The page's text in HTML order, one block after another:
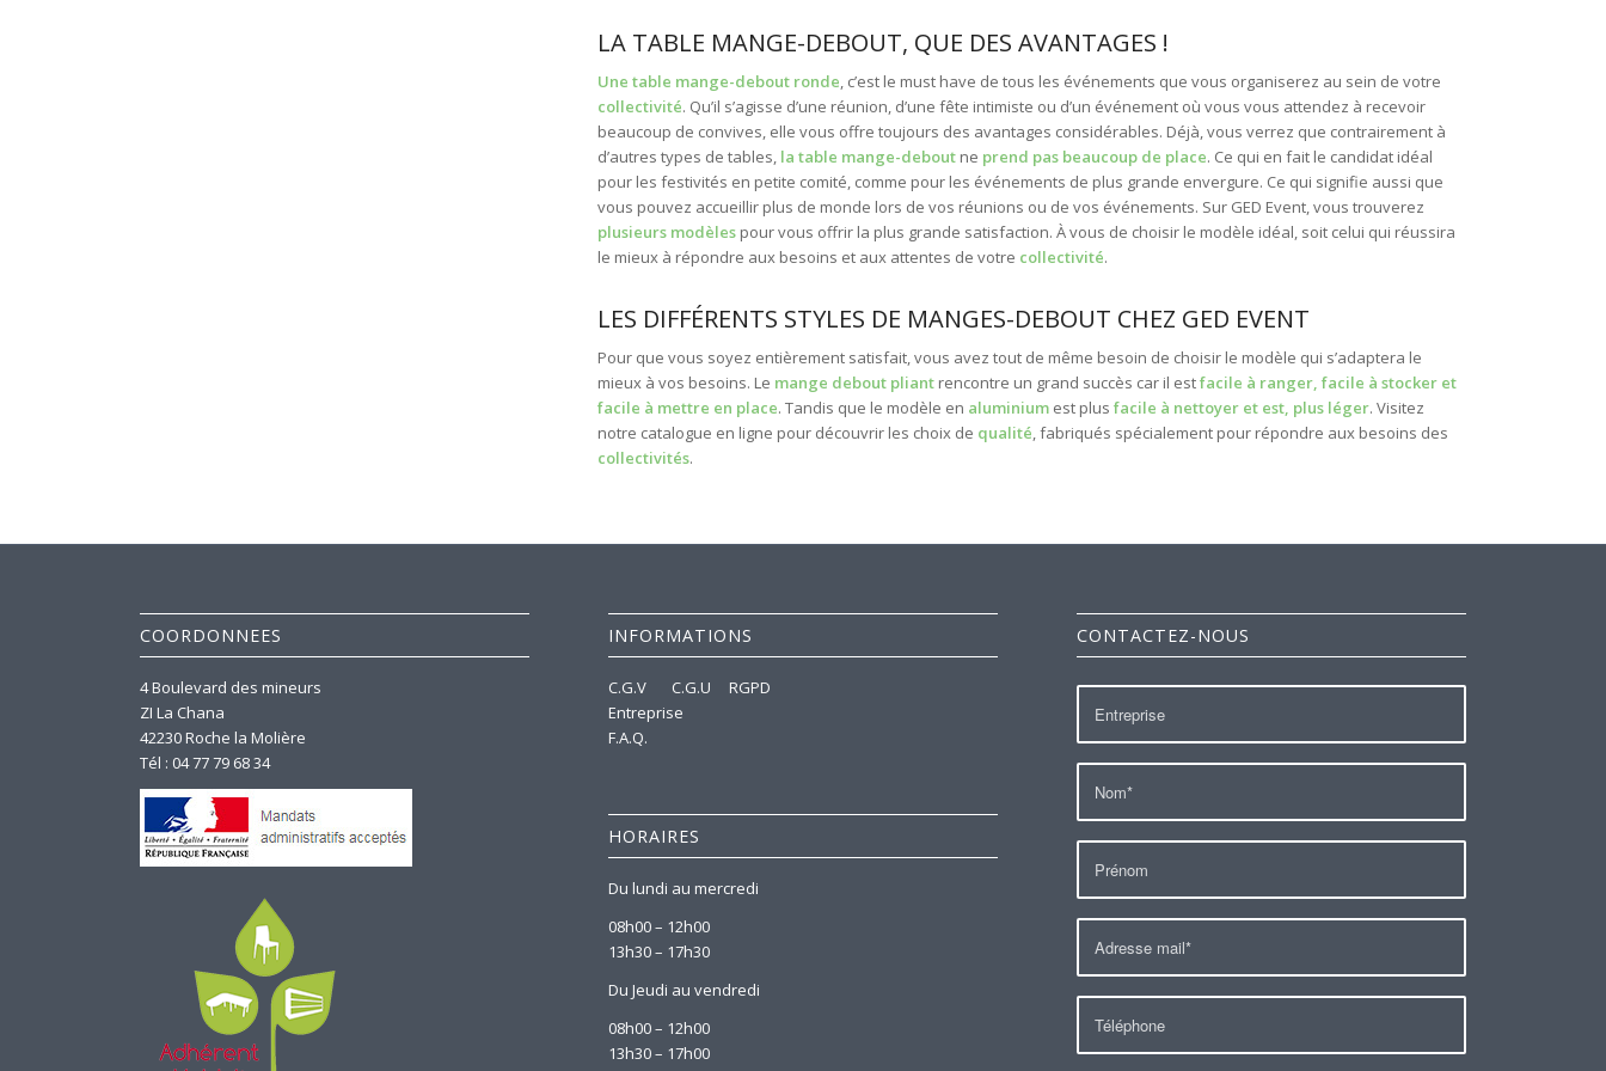
LA TABLE MANGE-DEBOUT, QUE DES AVANTAGES !
Une table mange-debout ronde, c’est le must have de tous les événements que vous organiserez au sein de votre
collectivité. Qu’il s’agisse d’une réunion, d’une fête intimiste ou d’un événement où vous vous attendez à recevoir
beaucoup de convives, elle vous offre toujours des avantages considérables. Déjà, vous verrez que contrairement à
d’autres types de tables, la table mange-debout ne prend pas beaucoup de place. Ce qui en fait le candidat idéal
pour les festivités en petite comité, comme pour les événements de plus grande envergure. Ce qui signifie aussi que
vous pouvez accueillir plus de monde lors de vos réunions ou de vos événements. Sur GED Event, vous trouverez
plusieurs modèles pour vous offrir la plus grande satisfaction. À vous de choisir le modèle idéal, soit celui qui réussira
le mieux à répondre aux besoins et aux attentes de votre collectivité.
LES DIFFÉRENTS STYLES DE MANGES-DEBOUT CHEZ GED EVENT
Pour que vous soyez entièrement satisfait, vous avez tout de même besoin de choisir le modèle qui s’adaptera le
mieux à vos besoins. Le mange debout pliant rencontre un grand succès car il estfacile à ranger, facile à stocker et
facile à mettre en place. Tandis que le modèle en aluminium est plusfacile à nettoyer et est, plus léger. Visitez
notre catalogue en ligne pour découvrir les choix de qualité, fabriqués spécialement pour répondre aux besoins des
collectivités.
COORDONNEES
4 Boulevard des mineurs
ZI La Chana
42230 Roche la Molière
Tél : 04 77 79 68 34
INFORMATIONS
C.G.V C.G.U
RGPD
Entreprise
F.A.Q.
HORAIRES
Du lundi au mercredi
08h00 – 12h00
13h30 – 17h30
Du Jeudi au vendredi
08h00 – 12h00
13h30 – 17h00
CONTACTEZ-NOUS